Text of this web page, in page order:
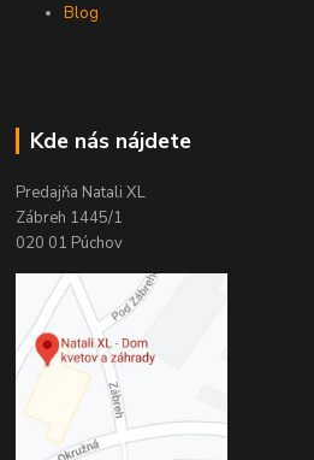
Blog
Kde nás nájdete
Predajňa Natali XL
Zábreh 1445/1
020 01 Púchov